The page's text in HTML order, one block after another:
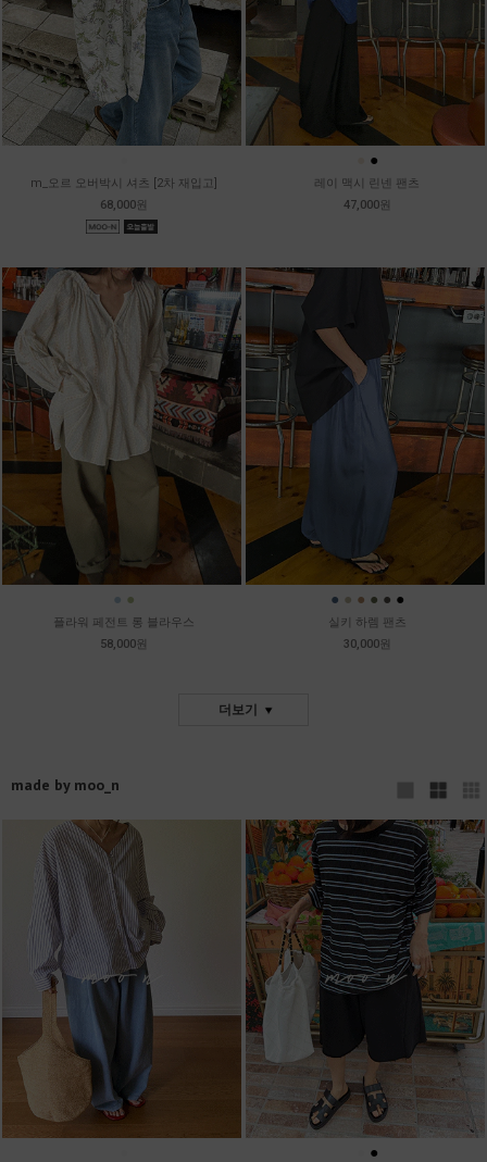
m_오르 오버박시 셔츠 [2차 재입고]
68,000원
●
레이 맥시 린넨 팬츠
47,000원
● ●
플라워 페전트 롱 블라우스
58,000원
● ● ● ● ● ●
실키 하렘 팬츠
30,000원
더보기
made by moo_n
●